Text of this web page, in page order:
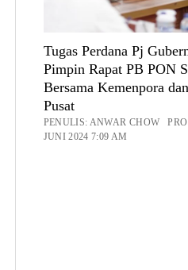
Tugas Perdana Pj
Pimpin Rapat PB PON
Bersama Kemenpora
Pusat
PENULIS: ANWAR CHOW
JUNI 2024 7:09 AM